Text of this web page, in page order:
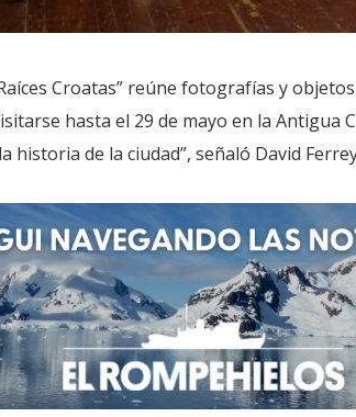
Croatas” reúne fotografías y
hasta el 29 de mayo en la Antigua
historia de la ciudad”, señaló David